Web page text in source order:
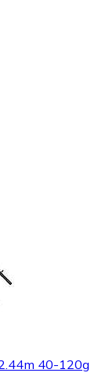
40-120g